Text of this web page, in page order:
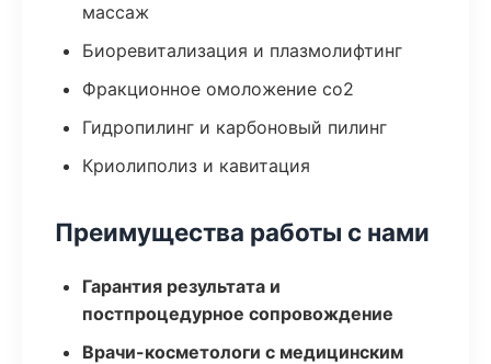
массаж
Биоревитализация и плазмолифтинг
Фракционное омоложение co2
Гидропилинг и карбоновый пилинг
Криолиполиз и кавитация
Преимущества работы с нами
Гарантия результата и
постпроцедурное сопровождение
Врачи-косметологи с медицинским